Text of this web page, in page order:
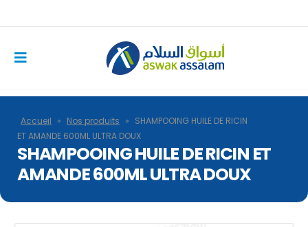
Accueil » Nos produits » SHAMPOOING HUILE DE RICIN
ET AMANDE 600ML ULTRA DOUX
SHAMPOOING HUILE DE RICIN ET
AMANDE 600ML ULTRA DOUX